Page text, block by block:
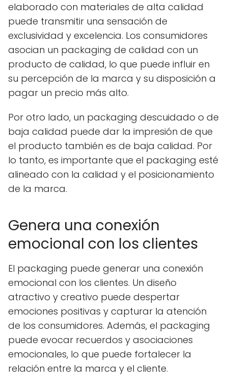
elaborado con materiales de alta calidad
puede transmitir una sensación de
exclusividad y excelencia. Los consumidores
asocian un packaging de calidad con un
producto de calidad, lo que puede influir en
su percepción de la marca y su disposición a
pagar un precio más alto.
Por otro lado, un packaging descuidado o de
baja calidad puede dar la impresión de que
el producto también es de baja calidad. Por
lo tanto, es importante que el packaging esté
alineado con la calidad y el posicionamiento
de la marca.
Genera una conexión
emocional con los clientes
El packaging puede generar una conexión
emocional con los clientes. Un diseño
atractivo y creativo puede despertar
emociones positivas y capturar la atención
de los consumidores. Además, el packaging
puede evocar recuerdos y asociaciones
emocionales, lo que puede fortalecer la
relación entre la marca y el cliente.